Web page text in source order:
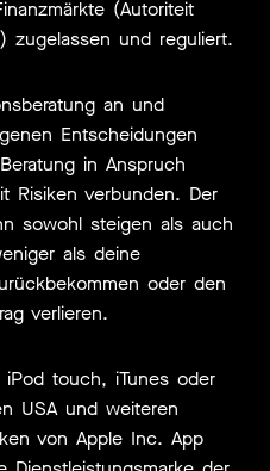
(Autoriteit
zugelassen und reguliert.
an und
Entscheidungen
in Anspruch
Risiken verbunden. Der
sowohl steigen als auch
als deine
oder den
verlieren.
touch, iTunes oder
USA und weiteren
von Apple Inc. App